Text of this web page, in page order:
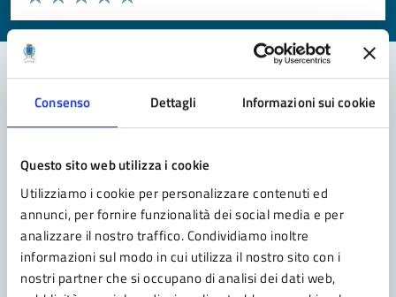
Consenso Dettagli Informazioni sui cookie
Questo sito web utilizza i cookie
Utilizziamo i cookie per personalizzare contenuti ed
annunci, per fornire funzionalità dei social media e per
analizzare il nostro traffico. Condividiamo inoltre
informazioni sul modo in cui utilizza il nostro sito con i
nostri partner che si occupano di analisi dei dati web,
Valuta 5 stelle su 5
Valuta 4 stelle su 5
Valuta 3 stelle su 5
Valuta 2 stelle su 5
Valuta 1 stelle su 5
Contatta il comune
Richiedi assistenza
Prenota appuntamento
Problemi in città